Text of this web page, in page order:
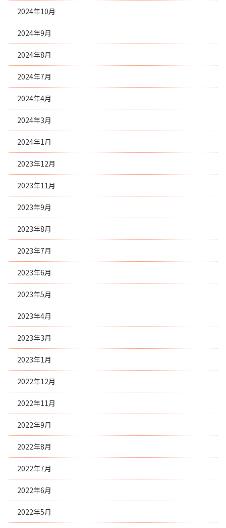
2024年10月
2024年9月
2024年8月
2024年7月
2024年4月
2024年3月
2024年1月
2023年12月
2023年11月
2023年9月
2023年8月
2023年7月
2023年6月
2023年5月
2023年4月
2023年3月
2023年1月
2022年12月
2022年11月
2022年9月
2022年8月
2022年7月
2022年6月
2022年5月